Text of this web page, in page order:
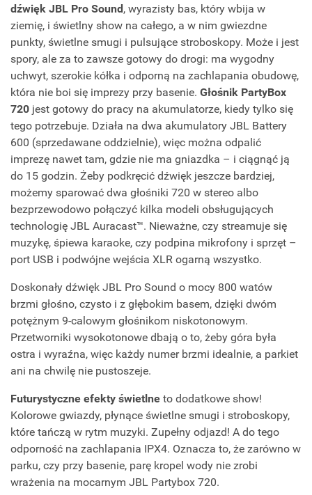
dźwięk JBL Pro Sound, wyrazisty bas, który wbija w
ziemię, i świetlny show na całego, a w nim gwiezdne
punkty, świetlne smugi i pulsujące stroboskopy. Może i jest
spory, ale za to zawsze gotowy do drogi: ma wygodny
uchwyt, szerokie kółka i odporną na zachlapania obudowę,
która nie boi się imprezy przy basenie. Głośnik PartyBox
720 jest gotowy do pracy na akumulatorze, kiedy tylko się
tego potrzebuje. Działa na dwa akumulatory JBL Battery
600 (sprzedawane oddzielnie), więc można odpalić
imprezę nawet tam, gdzie nie ma gniazdka – i ciągnąć ją
do 15 godzin. Żeby podkręcić dźwięk jeszcze bardziej,
możemy sparować dwa głośniki 720 w stereo albo
bezprzewodowo połączyć kilka modeli obsługujących
technologię JBL Auracast™. Nieważne, czy streamuje się
muzykę, śpiewa karaoke, czy podpina mikrofony i sprzęt –
port USB i podwójne wejścia XLR ogarną wszystko.
Doskonały dźwięk JBL Pro Sound o mocy 800 watów
brzmi głośno, czysto i z głębokim basem, dzięki dwóm
potężnym 9-calowym głośnikom niskotonowym.
Przetworniki wysokotonowe dbają o to, żeby góra była
ostra i wyraźna, więc każdy numer brzmi idealnie, a parkiet
ani na chwilę nie pustoszeje.
Futurystyczne efekty świetlne to dodatkowe show!
Kolorowe gwiazdy, płynące świetlne smugi i stroboskopy,
które tańczą w rytm muzyki. Zupełny odjazd! A do tego
odporność na zachlapania IPX4. Oznacza to, że zarówno w
parku, czy przy basenie, parę kropel wody nie zrobi
wrażenia na mocarnym JBL Partybox 720.